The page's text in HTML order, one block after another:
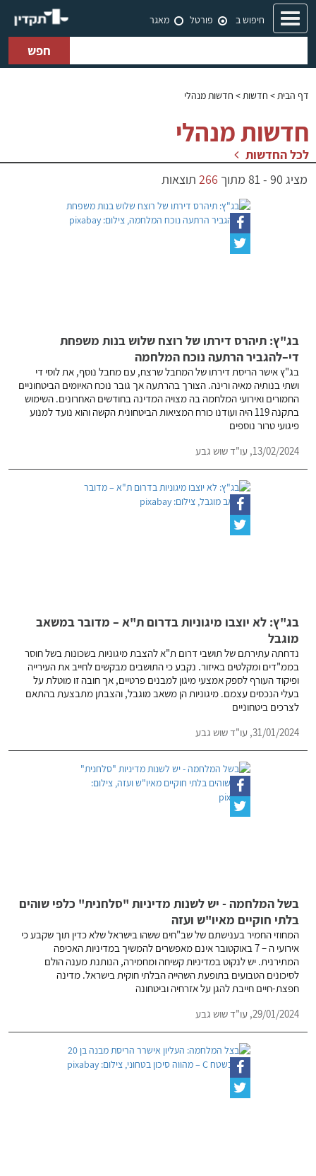
Toggle
navigation
חיפוש ב פורטל מאגר
חפש
דף הבית> חדשות > חדשות מנהלי
חדשות מנהלי
לכל החדשות
מציג 90
-
81 מתוך 266 תוצאות
בג"ץ: תיהרס דירתו של רוצח שלוש בנות משפחת
די–להגביר הרתעה נוכח המלחמה
בג"ץ אישר הריסת דירתו של המחבל שרצח, עם מחבל נוסף, את לוסי די
ושתי בנותיה מאיה ורינה. הצורך בהרתעה אך גובר נוכח האיומים הביטחוניים
החמורים ואירועי המלחמה בה מצויה המדינה בחודשים האחרונים. השימוש
בתקנה 119 היה ועודנו כורח המציאות הביטחונית הקשה והוא נועד למנוע
פיגועי טרור נוספים
13/02/2024, עו"ד שוש גבע
בג"ץ: לא יוצבו מיגוניות בדרום ת"א – מדובר במשאב
מוגבל
נדחתה עתירתם של תושבי דרום ת"א להצבת מיגוניות בשכונות בשל חוסר
בממ"דים ומקלטים באיזור. נקבע כי התושבים מבקשים לחייב את העירייה
ופיקוד העורף לספק אמצעי מיגון למבנים פרטיים, אך חובה זו מוטלת על
בעלי הנכסים עצמם. מיגוניות הן משאב מוגבל, והצבתן מתבצעת בהתאם
לצרכים ביטחוניים
31/01/2024, עו"ד שוש גבע
בשל המלחמה - יש לשנות מדיניות "סלחנית" כלפי שוהים
בלתי חוקיים מאיו"ש ועזה
המחוזי החמיר בענישתם של שב"חים ששהו בישראל שלא כדין תוך שקבע כי
אירועי ה – 7 באוקטובר אינם מאפשרים להמשיך במדיניות האכיפה
המתירנית. יש לנקוט במדיניות קשיחה ומחמירה, הנותנת מענה הולם
לסיכונים הטבועים בתופעת השהייה הבלתי חוקית בישראל. מדינה
חפצת-חיים חייבת להגן על אזרחיה וביטחונה
29/01/2024, עו"ד שוש גבע